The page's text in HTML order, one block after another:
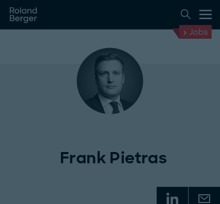
Jobs
Frank Pietras